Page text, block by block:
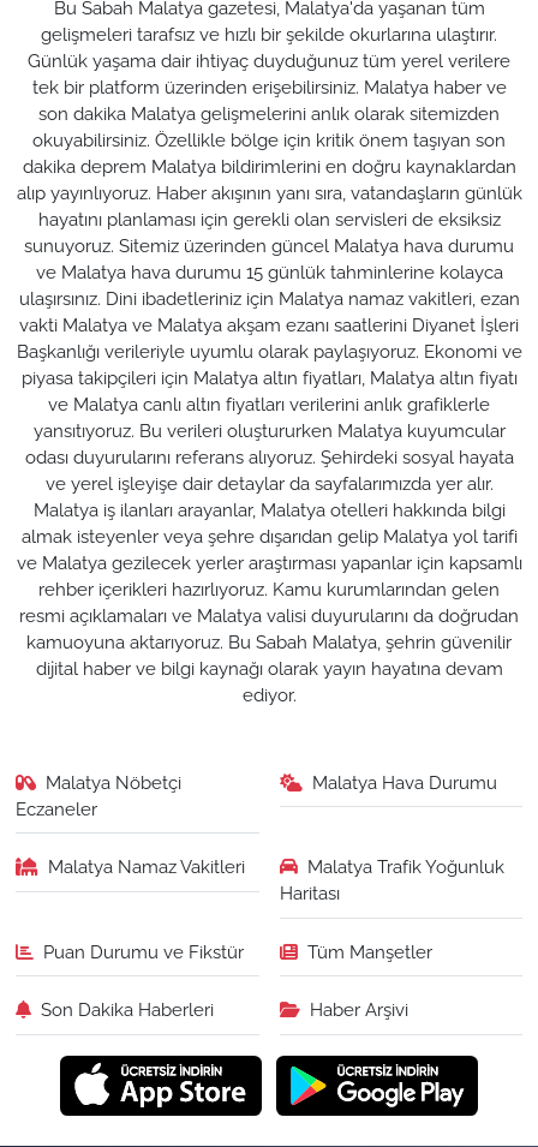
Bu Sabah Malatya gazetesi, Malatya'da yaşanan tüm
gelişmeleri tarafsız ve hızlı bir şekilde okurlarına ulaştırır.
Günlük yaşama dair ihtiyaç duyduğunuz tüm yerel verilere
tek bir platform üzerinden erişebilirsiniz. Malatya haber ve
son dakika Malatya gelişmelerini anlık olarak sitemizden
okuyabilirsiniz. Özellikle bölge için kritik önem taşıyan son
dakika deprem Malatya bildirimlerini en doğru kaynaklardan
alıp yayınlıyoruz. Haber akışının yanı sıra, vatandaşların günlük
hayatını planlaması için gerekli olan servisleri de eksiksiz
sunuyoruz. Sitemiz üzerinden güncel Malatya hava durumu
ve Malatya hava durumu 15 günlük tahminlerine kolayca
ulaşırsınız. Dini ibadetleriniz için Malatya namaz vakitleri, ezan
vakti Malatya ve Malatya akşam ezanı saatlerini Diyanet İşleri
Başkanlığı verileriyle uyumlu olarak paylaşıyoruz. Ekonomi ve
piyasa takipçileri için Malatya altın fiyatları, Malatya altın fiyatı
ve Malatya canlı altın fiyatları verilerini anlık grafiklerle
yansıtıyoruz. Bu verileri oluştururken Malatya kuyumcular
odası duyurularını referans alıyoruz. Şehirdeki sosyal hayata
ve yerel işleyişe dair detaylar da sayfalarımızda yer alır.
Malatya iş ilanları arayanlar, Malatya otelleri hakkında bilgi
almak isteyenler veya şehre dışarıdan gelip Malatya yol tarifi
ve Malatya gezilecek yerler araştırması yapanlar için kapsamlı
rehber içerikleri hazırlıyoruz. Kamu kurumlarından gelen
resmi açıklamaları ve Malatya valisi duyurularını da doğrudan
kamuoyuna aktarıyoruz. Bu Sabah Malatya, şehrin güvenilir
dijital haber ve bilgi kaynağı olarak yayın hayatına devam
ediyor.
Malatya Nöbetçi
Eczaneler
Malatya Hava Durumu
Malatya Namaz Vakitleri
Malatya Trafik Yoğunluk
Haritası
Puan Durumu ve Fikstür Tüm Manşetler
Son Dakika Haberleri Haber Arşivi